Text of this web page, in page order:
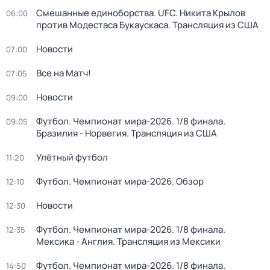
06:00
Смешанные единоборства. UFC. Никита Крылов
против Модестаса Букаускаса. Трансляция из США
07:00 Новости
07:05 Все на Матч!
09:00 Новости
09:05
Футбол. Чемпионат мира-2026. 1/8 финала.
Бразилия - Норвегия. Трансляция из США
11:20 Улётный футбол
12:10 Футбол. Чемпионат мира-2026. Обзор
12:30 Новости
12:35
Футбол. Чемпионат мира-2026. 1/8 финала.
Мексика - Англия. Трансляция из Мексики
14:50
Футбол. Чемпионат мира-2026. 1/8 финала.